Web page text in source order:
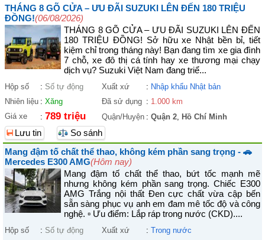
THÁNG 8 GÕ CỬA – ƯU ĐÃI SUZUKI LÊN ĐẾN 180 TRIỆU
ĐỒNG!(06/08/2026)
THÁNG 8 GÕ CỬA – ƯU ĐÃI SUZUKI LÊN ĐẾN
180 TRIỆU ĐỒNG! Sở hữu xe Nhật bền bỉ, tiết
kiệm chỉ trong tháng này! Bạn đang tìm xe gia đình
7 chỗ, xe đô thị cá tính hay xe thương mại chạy
dịch vụ? Suzuki Việt Nam đang triể...
Hộp số : Số tự động Xuất xứ : Nhập khẩu Nhật bản
Nhiên liệu : Xăng Đã sử dụng : 1.000 km
Giá xe
: 789 triệu Quận/Huyện : Quận 2, Hồ Chí Minh
Lưu tin
So sánh
Mang đậm tố chất thể thao, không kém phần sang trọng - 🚗
Mercedes E300 AMG(Hôm nay)
Mang đậm tố chất thể thao, bứt tốc mạnh mẽ
nhưng không kém phần sang trọng. Chiếc E300
AMG Trắng nội thất Đen cực chất vừa cập bến
sẵn sàng phục vụ anh em đam mê tốc độ và công
nghệ. ▫ Ưu điểm: Lắp ráp trong nước (CKD)....
Hộp số : Số tự động Xuất xứ : Trong nước